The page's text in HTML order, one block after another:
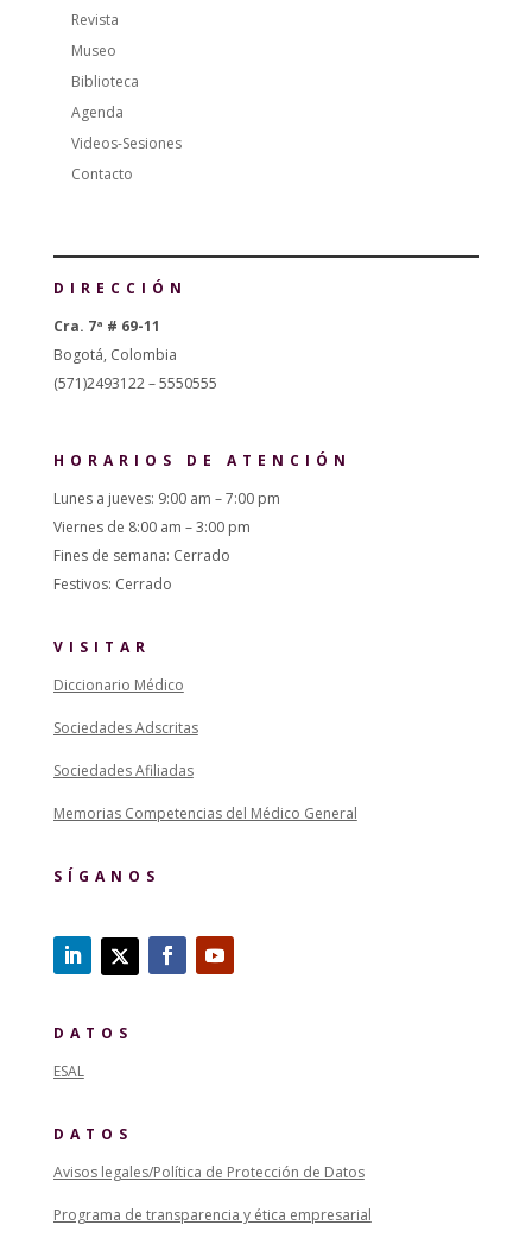
Revista
Museo
Biblioteca
Agenda
Videos-Sesiones
Contacto
DIRECCIÓN
Cra. 7ª # 69-11
Bogotá, Colombia
(571)2493122 – 5550555
HORARIOS DE ATENCIÓN
Lunes a jueves: 9:00 am – 7:00 pm
Viernes de 8:00 am – 3:00 pm
Fines de semana: Cerrado
Festivos: Cerrado
VISITAR
Diccionario Médico
Sociedades Adscritas
Sociedades Afiliadas
Memorias Competencias del Médico General
SÍGANOS
DATOS
ESAL
DATOS
Avisos legales/Política de Protección de Datos
Programa de transparencia y ética empresarial